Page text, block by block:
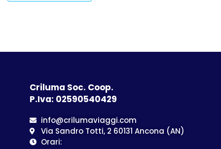
Criluma Soc. Coop.
P.Iva: 02590540429
info@crilumaviaggi.com
Via Sandro Totti, 2 60131 Ancona (AN)
Orari: